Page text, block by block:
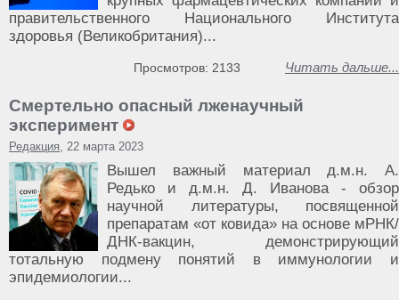
правительственного Национального Института
здоровья (Великобритания)...
Читать дальше...
Просмотров: 2133
Смертельно опасный лженаучный
эксперимент
Редакция, 22 марта 2023
Вышел важный материал д.м.н. А.
Редько и д.м.н. Д. Иванова - обзор
научной литературы, посвященной
препаратам «от ковида» на основе мРНК/
ДНК-вакцин, демонстрирующий
тотальную подмену понятий в иммунологии и
эпидемиологии...